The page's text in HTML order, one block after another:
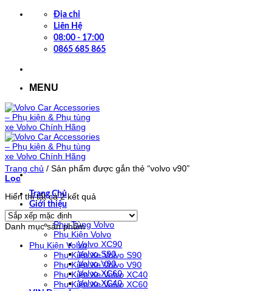
Địa chỉ
Liên Hệ
08:00 - 17:00
0865 685 865
MENU
Trang Chủ
Giới thiệu
Cửa Hàng
Phụ Tùng Volvo
Phụ Kiện Volvo
Volvo XC90
Volvo S90
Volvo V90
Volvo XC60
Volvo XC40
Trang chủ / Sản phẩm được gắn thẻ “volvo v90”
Lọc
Hiển thị tất cả 2 kết quả
Danh mục sản phẩm
Phụ Kiện Volvo
Phụ Kiện Xe Volvo S90
Phụ Kiện Xe Volvo V90
Phụ Kiện Xe Volvo XC40
Phụ Kiện Xe Volvo XC60